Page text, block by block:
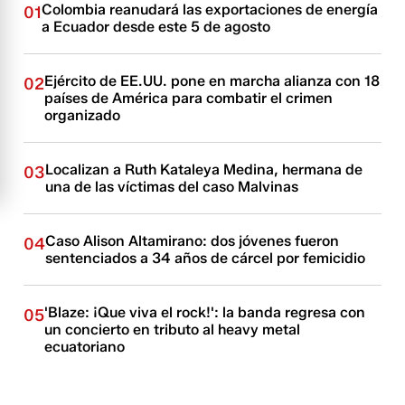
01Colombia reanudará las exportaciones de energía
a Ecuador desde este 5 de agosto
02Ejército de EE.UU. pone en marcha alianza con 18
países de América para combatir el crimen
organizado
03Localizan a Ruth Kataleya Medina, hermana de
una de las víctimas del caso Malvinas
04Caso Alison Altamirano: dos jóvenes fueron
sentenciados a 34 años de cárcel por femicidio
05'Blaze: ¡Que viva el rock!': la banda regresa con
un concierto en tributo al heavy metal
ecuatoriano